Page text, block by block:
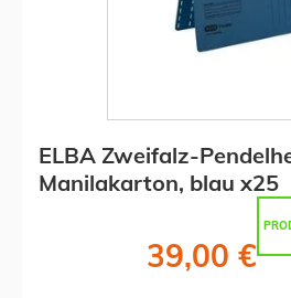
ELBA Zweifalz-
Manilakarton, blau x25
39,00 €